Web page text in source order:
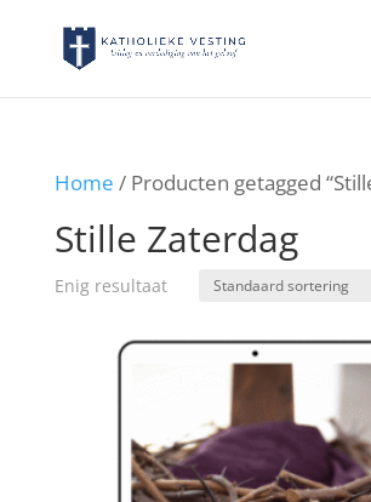
Home / Producten getagged
Stille Zaterdag
Enig resultaat